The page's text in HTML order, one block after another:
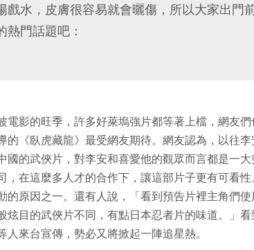
戲水，皮膚很容易就會曬傷，所以大家出門
門話題吧：
電影的旺季，許多好萊塢強片都等著上檔，網友
的《臥虎藏龍》最受網友期待。網友認為，以往
國的武俠片，對李安和喜愛他的觀眾而言都是一
，在這麼多人才的合作下，讓這部片子更有可看
的原因之一。還有人說，「看到預告片裡主角們
炫目的武俠片不同，有點日本忍者片的味道。」
來台宣傳，勢必又將掀起一陣追星熱。